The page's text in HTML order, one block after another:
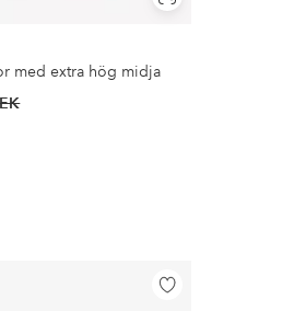
liknande
med extra hög midja
Lägg